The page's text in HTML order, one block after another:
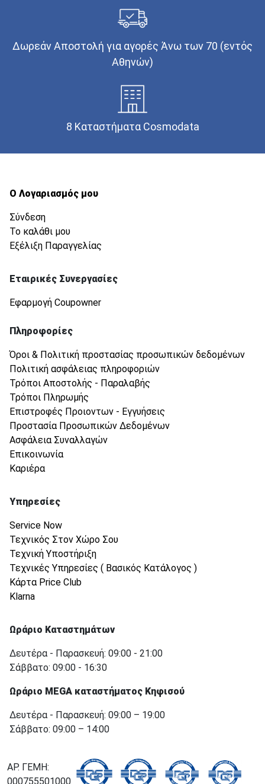
Δωρεάν Αποστολή για αγορές Άνω των 70 (εντός
Αθηνών)
8 Καταστήματα Cosmodata
Ο Λογαριασμός μου
Σύνδεση
Το καλάθι μου
Εξέλιξη Παραγγελίας
Εταιρικές Συνεργασίες
Εφαρμογή Coupowner
Πληροφορίες
Όροι & Πολιτική προστασίας προσωπικών δεδομένων
Πολιτική ασφάλειας πληροφοριών
Τρόποι Αποστολής - Παραλαβής
Τρόποι Πληρωμής
Επιστροφές Προιοντων - Εγγυήσεις
Προστασία Προσωπικών Δεδομένων
Ασφάλεια Συναλλαγών
Επικοινωνία
Καριέρα
Υπηρεσίες
Service Now
Τεχνικός Στον Χώρο Σου
Τεχνική Υποστήριξη
Τεχνικές Υπηρεσίες ( Βασικός Κατάλογος )
Κάρτα Price Club
Klarna
Ωράριο Καταστημάτων
Δευτέρα - Παρασκευή: 09:00 - 21:00
Σάββατο: 09:00 - 16:30
Ωράριο MEGA καταστήματος Κηφισού
Δευτέρα - Παρασκευή: 09:00 – 19:00
Σάββατο: 09:00 – 14:00
ΑΡ. ΓΕΜΗ:
000755501000